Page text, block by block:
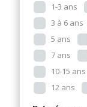
1-3 ans
3 à 6 ans
5 ans
7 ans
10-15 ans
12 ans